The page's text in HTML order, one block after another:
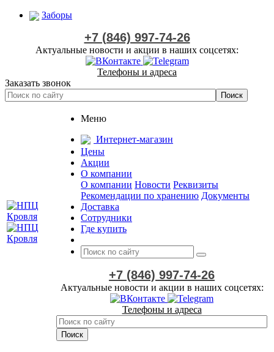
Заборы
+7 (846) 997-74-26
Актуальные новости и акции в наших соцсетях:
Телефоны и адреса
Заказать звонок
Меню
Интернет-магазин
Цены
Акции
О компании
О компании Новости Реквизиты
Рекомендации по хранению Документы
Доставка
Сотрудники
Где купить
+7 (846) 997-74-26
Актуальные новости и акции в наших соцсетях:
Телефоны и адреса